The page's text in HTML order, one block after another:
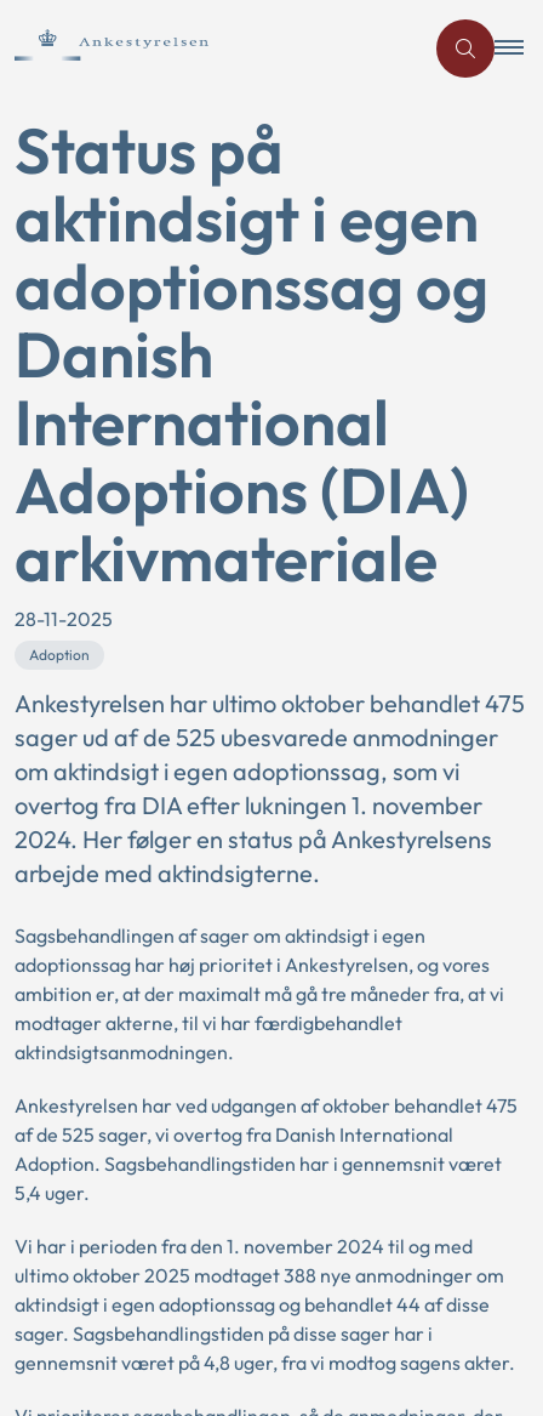
Status på
aktindsigt i egen
adoptionssag og
Danish
International
Adoptions (DIA)
arkivmateriale
28-11-2025
Adoption
Ankestyrelsen har ultimo oktober behandlet 475
sager ud af de 525 ubesvarede anmodninger
om aktindsigt i egen adoptionssag, som vi
overtog fra DIA efter lukningen 1. november
2024. Her følger en status på Ankestyrelsens
arbejde med aktindsigterne.
Sagsbehandlingen af sager om aktindsigt i egen
adoptionssag har høj prioritet i Ankestyrelsen, og vores
ambition er, at der maximalt må gå tre måneder fra, at vi
modtager akterne, til vi har færdigbehandlet
aktindsigtsanmodningen.
Ankestyrelsen har ved udgangen af oktober behandlet 475
af de 525 sager, vi overtog fra Danish International
Adoption. Sagsbehandlingstiden har i gennemsnit været
5,4 uger.
Vi har i perioden fra den 1. november 2024 til og med
ultimo oktober 2025 modtaget 388 nye anmodninger om
aktindsigt i egen adoptionssag og behandlet 44 af disse
sager. Sagsbehandlingstiden på disse sager har i
gennemsnit været på 4,8 uger, fra vi modtog sagens akter.